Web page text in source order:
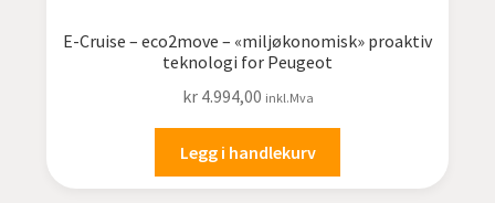
E-Cruise – eco2move – «miljøkonomisk» proaktiv
teknologi for Peugeot
kr4.994,00 inkl.Mva
Legg i handlekurv